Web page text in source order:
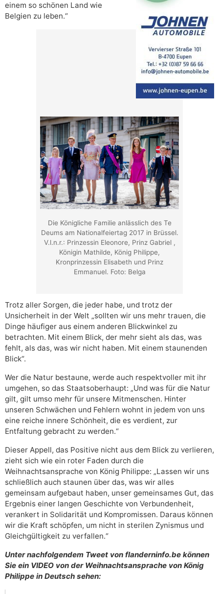
einem so schönen Land wie
Belgien zu leben.“
Die Königliche Familie anlässlich des Te
Deums am Nationalfeiertag 2017 in Brüssel.
V.l.n.r.: Prinzessin Eleonore, Prinz Gabriel ,
Königin Mathilde, König Philippe,
Kronprinzessin Elisabeth und Prinz
Emmanuel. Foto: Belga
Trotz aller Sorgen, die jeder habe, und trotz der
Unsicherheit in der Welt „sollten wir uns mehr trauen, die
Dinge häufiger aus einem anderen Blickwinkel zu
betrachten. Mit einem Blick, der mehr sieht als das, was
fehlt, als das, was wir nicht haben. Mit einem staunenden
Blick“.
Wer die Natur bestaune, werde auch respektvoller mit ihr
umgehen, so das Staatsoberhaupt: „Und was für die Natur
gilt, gilt umso mehr für unsere Mitmenschen. Hinter
unseren Schwächen und Fehlern wohnt in jedem von uns
eine reiche innere Schönheit, die es verdient, zur
Entfaltung gebracht zu werden.“
Dieser Appell, das Positive nicht aus dem Blick zu verlieren,
zieht sich wie ein roter Faden durch die
Weihnachtsansprache von König Philippe: „Lassen wir uns
schließlich auch staunen über das, was wir alles
gemeinsam aufgebaut haben, unser gemeinsames Gut, das
Ergebnis einer langen Geschichte von Verbundenheit,
verankert in Solidarität und Kompromissen. Daraus können
wir die Kraft schöpfen, um nicht in sterilen Zynismus und
Gleichgültigkeit zu verfallen.“
Unter nachfolgendem Tweet von flanderninfo.be können
Sie ein VIDEO von der Weihnachtsansprache von König
Philippe in Deutsch sehen: